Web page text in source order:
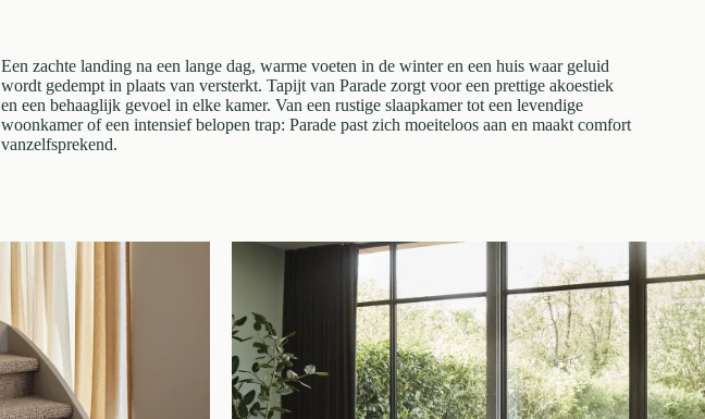
Een zachte landing na een lange dag, warme voeten in de winter en een huis waar geluid
wordt gedempt in plaats van versterkt. Tapijt van Parade zorgt voor een prettige akoestiek
en een behaaglijk gevoel in elke kamer. Van een rustige slaapkamer tot een levendige
woonkamer of een intensief belopen trap: Parade past zich moeiteloos aan en maakt comfort
vanzelfsprekend.